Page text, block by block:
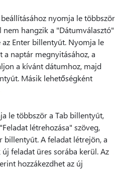
nyomja le többször
hangzik a "Dátumválasztó"
Enter billentyűt. Nyomja le
a naptár megnyitásához, a
a kívánt dátumhoz, majd
Másik lehetőségként
le többször a Tab billentyűt,
létrehozása" szöveg,
billentyűt. A feladat létrejön, a
feladat üres sorába kerül. Az
hozzákezdhet az új